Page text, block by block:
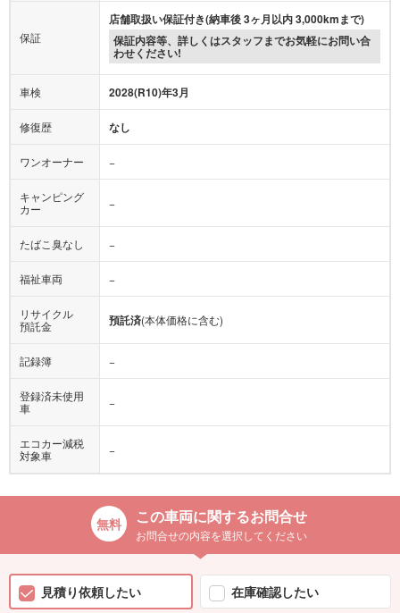
保証
店舗取扱い保証付き(納車後 3ヶ月以内 3,000kmまで)
保証内容等、詳しくはスタッフまでお気軽にお問い合
わせください!
車検 2028(R10)年3月
修復歴 なし
ワンオーナー −
キャンピング
カー
−
たばこ臭なし −
福祉車両 −
リサイクル
預託金
預託済(本体価格に含む)
記録簿 −
登録済未使用
車
−
エコカー減税
対象車
−
この車両に関するお問合せ
お問合せの内容を選択してください
見積り依頼したい
在庫確認したい